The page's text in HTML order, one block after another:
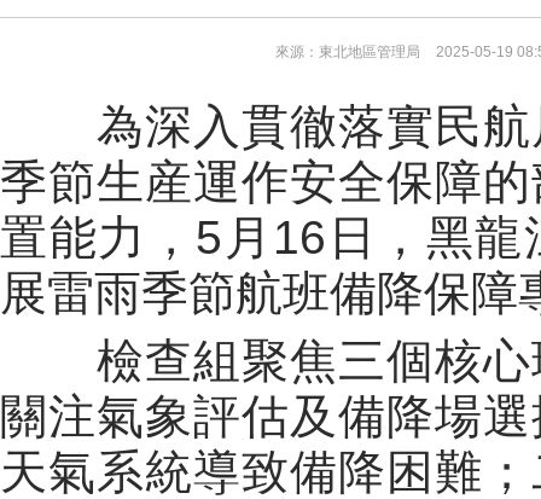
來源：東北地區管理局 2025-05-19
為深入貫徹落實民航
季節生産運作安全保障
置能力，5月16日，黑
展雷雨季節航班備降保障
檢查組聚焦三個核心
關注氣象評估及備降場
天氣系統導致備降困難